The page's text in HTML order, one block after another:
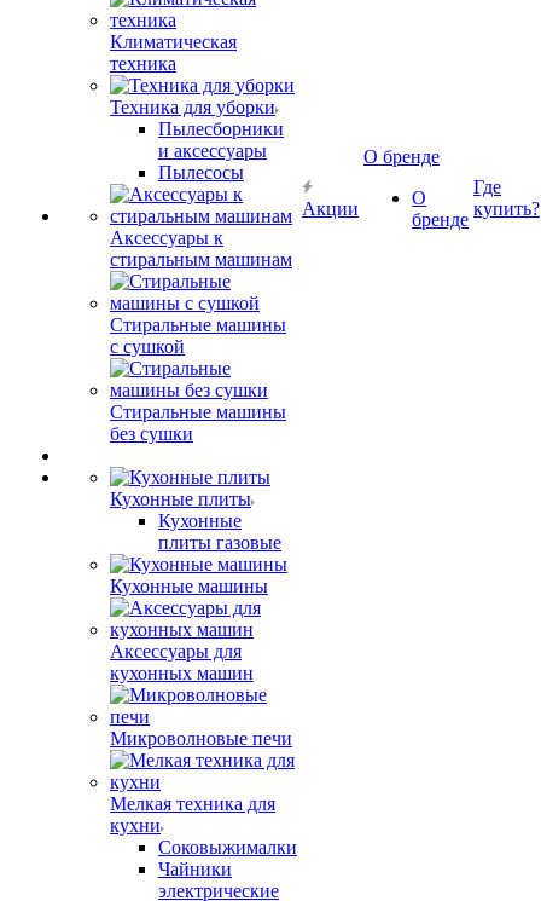
Климатическая
техника
Техника для уборки
Пылесборники
и аксессуары
Пылесосы
Аксессуары к
стиральным машинам
Стиральные машины
с сушкой
Стиральные машины
без сушки
Кухонные плиты
Кухонные
плиты газовые
Кухонные машины
Аксессуары для
кухонных машин
Микроволновые печи
Мелкая техника для
кухни
Соковыжималки
Чайники
электрические
Акции
О бренде
О
бренде
Где
купить?